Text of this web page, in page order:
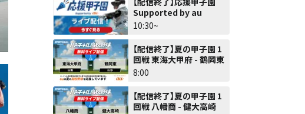
Supported by au
10:30~
【配信終了】夏の甲子園 1
回戦 東海大甲府 - 鶴岡東
8:00
【配信終了】夏の甲子園 1
回戦 八幡商 - 健大高崎